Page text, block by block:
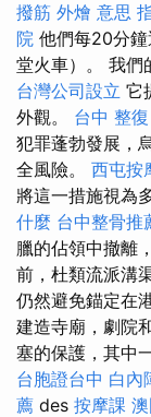
撥筋 外燴 意思
院 他們每20分
堂火車）。 我們
台灣公司設立 它
外觀。 台中 整復
犯罪蓬勃發展，
全風險。 西屯按
將這一措施視為
什麼 台中整骨推
臘的佔領中撤離
前，杜類流派溝
仍然避免錨定在
建造寺廟，劇院
塞的保護，其中
台胞證台中 白內
薦 des 按摩課